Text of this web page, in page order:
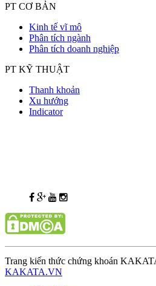
PT CƠ BẢN
Kinh tế vĩ mô
Phân tích ngành
Phân tích doanh nghiệp
PT KỸ THUẬT
Thanh khoản
Xu hướng
Indicator
Trang kiến thức chứng khoán
KAKATA.VN